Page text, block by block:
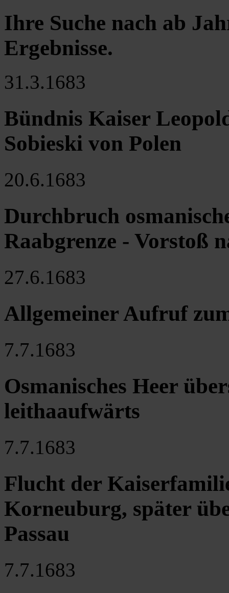
Ihre Suche nach ab
Ergebnisse.
31.3.1683
Bündnis Kaiser
Sobieski von Polen
20.6.1683
Durchbruch
Raabgrenze - Vorstoß
27.6.1683
Allgemeiner Aufruf
7.7.1683
Osmanisches Heer
leithaaufwärts
7.7.1683
Flucht der
Korneuburg, später
Passau
7.7.1683